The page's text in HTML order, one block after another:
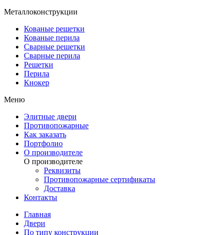
Металлоконструкции
Кованые решетки
Кованые перила
Сварные решетки
Сварные перила
Решетки
Перила
Кнокер
Меню
Элитные двери
Противопожарные
Как заказать
Портфолио
О производителе
О производителе
Реквизиты
Противопожарные сертификаты
Доставка
Контакты
Главная
Двери
По типу конструкции